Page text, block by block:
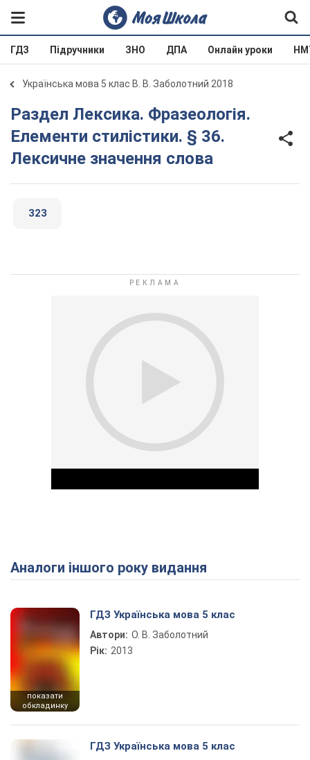
ГДЗ Підручники ЗНО ДПА Онлайн уроки
Українська мова 5 клас В. В. Заболотний 2018
Раздел Лексика. Фразеологія.
Елементи стилістики. § 36.
Лексичне значення слова
323
Play Video
Аналоги іншого року видання
показати
обкладинку
ГДЗ Українська мова 5 клас
Автори: О. В. Заболотний
Рік: 2013
ГДЗ Українська мова 5 клас